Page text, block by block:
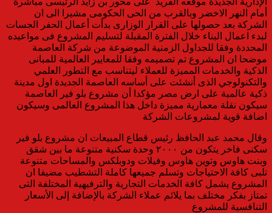
أمام النهر الاخضر وبالقرب من الحى الحكومى مشيرا الى ان
الشركة بعد حصولها على القرار الوزارى بدأت أعمال الحفر الجسات
لبدء اعمال البناء خلال الفترة المقبلة لتسليم المشروع فى مواعيده
المحددة وفقا للجداول الزمنية الموضوعة من شركة العاصمة
موضحا ان المشروع تم تصميمه وفقا للمعايير العالمية للمبانى
الذكية والخدمات المميزة للعملاء ليتناسب مع التطور العلمي
والتكنولوجي الذى أنشئت على أساسه العاصمة الجديدة اول مدينة
ذكية عالمية على ارض مصر مؤكدا أن مشروع بلو فير العاصمة
سيكون نقلة معمارية مميزة داخل هذا المشروع العالمى وسيكون
اضافة قوية لمشروعات الشركة
وقال محمد عبد الحافظ رئيس قطاع المبيعات ان مشروع بلو فير
سكنى فاخر يتكون من ٢٠٠٠ وحدة سكنية متنوعة ما بين شقق
وبنت هاوس وتوين هاوس وفيلات ودوبلكس والمساحات متنوعة
تلبى كافة الاحتياجات وتسلم جميعها كاملة التشطيب مضيفا ان
المشروع يشمل كافة الخدمات التجارية والترفيهية المختلفة التى
تمتاز بفكر مختلف بما يلائم عملاء الشركة بالإضافة إلى الأسعار
التنافسية للمشروع